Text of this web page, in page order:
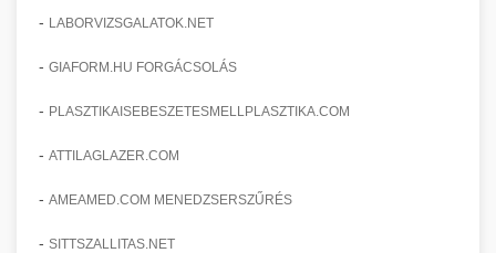
- LABORVIZSGALATOK.NET
- GIAFORM.HU FORGÁCSOLÁS
- PLASZTIKAISEBESZETESMELLPLASZTIKA.COM
- ATTILAGLAZER.COM
- AMEAMED.COM MENEDZSERSZŰRÉS
- SITTSZALLITAS.NET